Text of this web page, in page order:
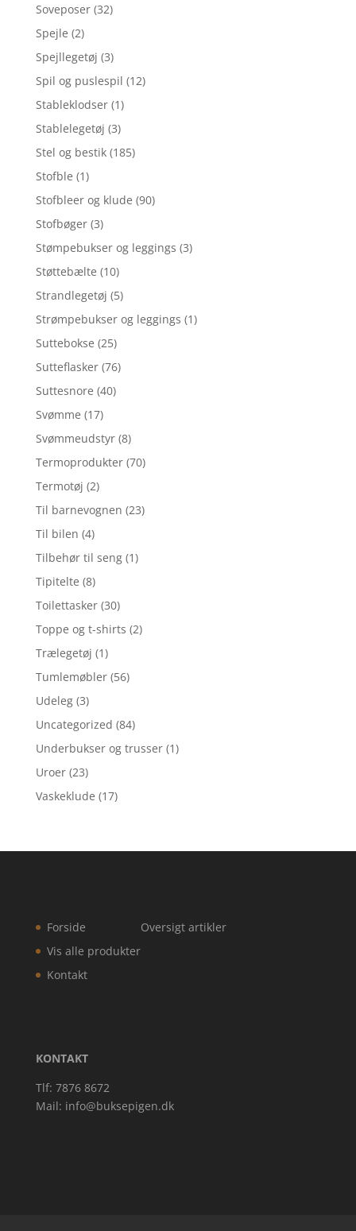
Soveposer (32)
Spejle (2)
Spejllegetøj (3)
Spil og puslespil (12)
Stableklodser (1)
Stablelegetøj (3)
Stel og bestik (185)
Stofble (1)
Stofbleer og klude (90)
Stofbøger (3)
Stømpebukser og leggings (3)
Støttebælte (10)
Strandlegetøj (5)
Strømpebukser og leggings (1)
Suttebokse (25)
Sutteflasker (76)
Suttesnore (40)
Svømme (17)
Svømmeudstyr (8)
Termoprodukter (70)
Termotøj (2)
Til barnevognen (23)
Til bilen (4)
Tilbehør til seng (1)
Tipitelte (8)
Toilettasker (30)
Toppe og t-shirts (2)
Trælegetøj (1)
Tumlemøbler (56)
Udeleg (3)
Uncategorized (84)
Underbukser og trusser (1)
Uroer (23)
Vaskeklude (17)
Forside
Vis alle produkter
Kontakt
Oversigt artikler
KONTAKT
Tlf: 7876 8672
Mail: info@buksepigen.dk